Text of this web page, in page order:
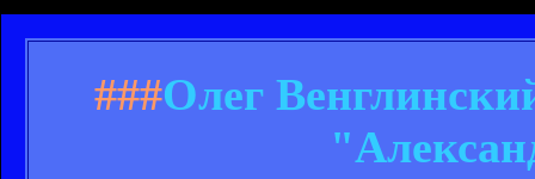
###Олег